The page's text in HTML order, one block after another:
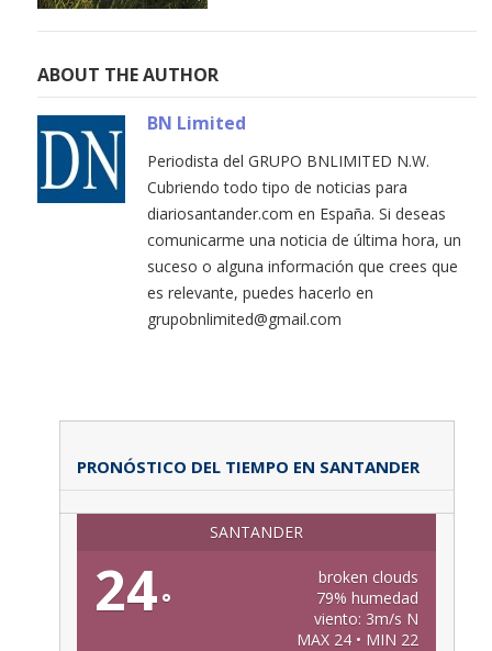
ABOUT THE AUTHOR
BN Limited
Periodista del GRUPO BNLIMITED N.W.
Cubriendo todo tipo de noticias para
diariosantander.com en España. Si deseas
comunicarme una noticia de última hora, un
suceso o alguna información que crees que
es relevante, puedes hacerlo en
grupobnlimited@gmail.com
PRONÓSTICO DEL TIEMPO EN SANTANDER
SANTANDER
24°
broken clouds
79% humedad
viento: 3m/s N
MAX 24 • MIN 22